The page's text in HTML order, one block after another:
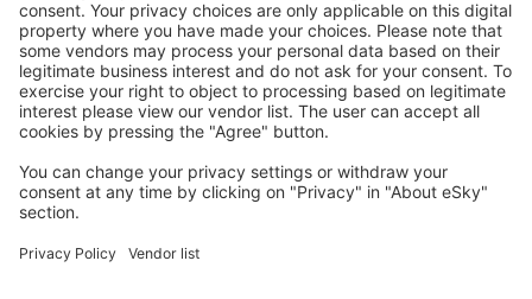
Cazarea preferată
Alege din peste 1,3 mil. de opţiuni: hoteluri, cabane,
apartamente și altele.
Cele mai căutate hoteluri de către utilizatorii eSky
Hoteluri în Germania - Orașe populare